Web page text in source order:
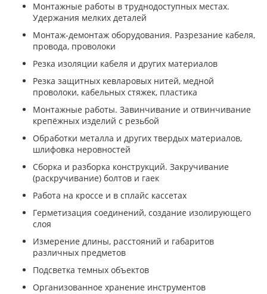
Монтажные работы в труднодоступных местах.
Удержания мелких деталей
Монтаж-демонтаж оборудования. Разрезание кабеля,
провода, проволоки
Резка изоляции кабеля и других материалов
Резка защитных кевларовых нитей, медной
проволоки, кабельных стяжек, пластика
Монтажные работы. Завинчивание и отвинчивание
крепёжных изделий с резьбой
Обработки металла и других твердых материалов,
шлифовка неровностей
Сборка и разборка конструкций. Закручивание
(раскручивание) болтов и гаек
Работа на кроссе и в сплайс кассетах
Герметизация соединений, создание изолирующего
слоя
Измерение длины, расстояний и габаритов
различных предметов
Подсветка темных объектов
Организованное хранение инструментов